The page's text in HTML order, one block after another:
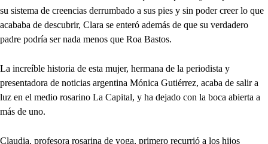
su sistema de creencias derrumbado a sus pies y sin poder creer lo que
acababa de descubrir, Clara se enteró además de que su verdadero
padre podría ser nada menos que Roa Bastos.
La increíble historia de esta mujer, hermana de la periodista y
presentadora de noticias argentina Mónica Gutiérrez, acaba de salir a
luz en el medio rosarino La Capital, y ha dejado con la boca abierta a
más de uno.
Claudia, profesora rosarina de yoga, primero recurrió a los hijos